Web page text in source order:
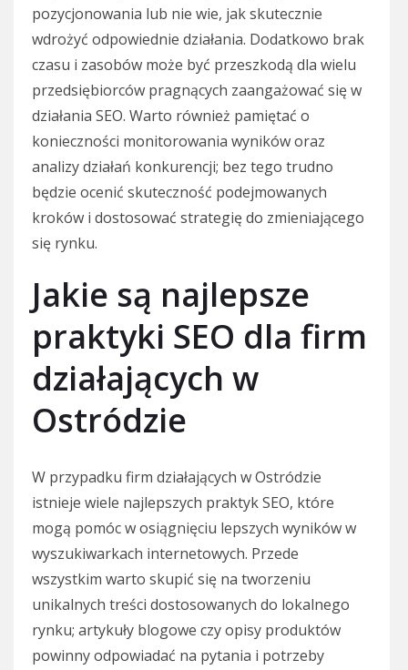
pozycjonowania lub nie wie, jak skutecznie
wdrożyć odpowiednie działania. Dodatkowo brak
czasu i zasobów może być przeszkodą dla wielu
przedsiębiorców pragnących zaangażować się w
działania SEO. Warto również pamiętać o
konieczności monitorowania wyników oraz
analizy działań konkurencji; bez tego trudno
będzie ocenić skuteczność podejmowanych
kroków i dostosować strategię do zmieniającego
się rynku.
Jakie są najlepsze
praktyki SEO dla firm
działających w
Ostródzie
W przypadku firm działających w Ostródzie
istnieje wiele najlepszych praktyk SEO, które
mogą pomóc w osiągnięciu lepszych wyników w
wyszukiwarkach internetowych. Przede
wszystkim warto skupić się na tworzeniu
unikalnych treści dostosowanych do lokalnego
rynku; artykuły blogowe czy opisy produktów
powinny odpowiadać na pytania i potrzeby